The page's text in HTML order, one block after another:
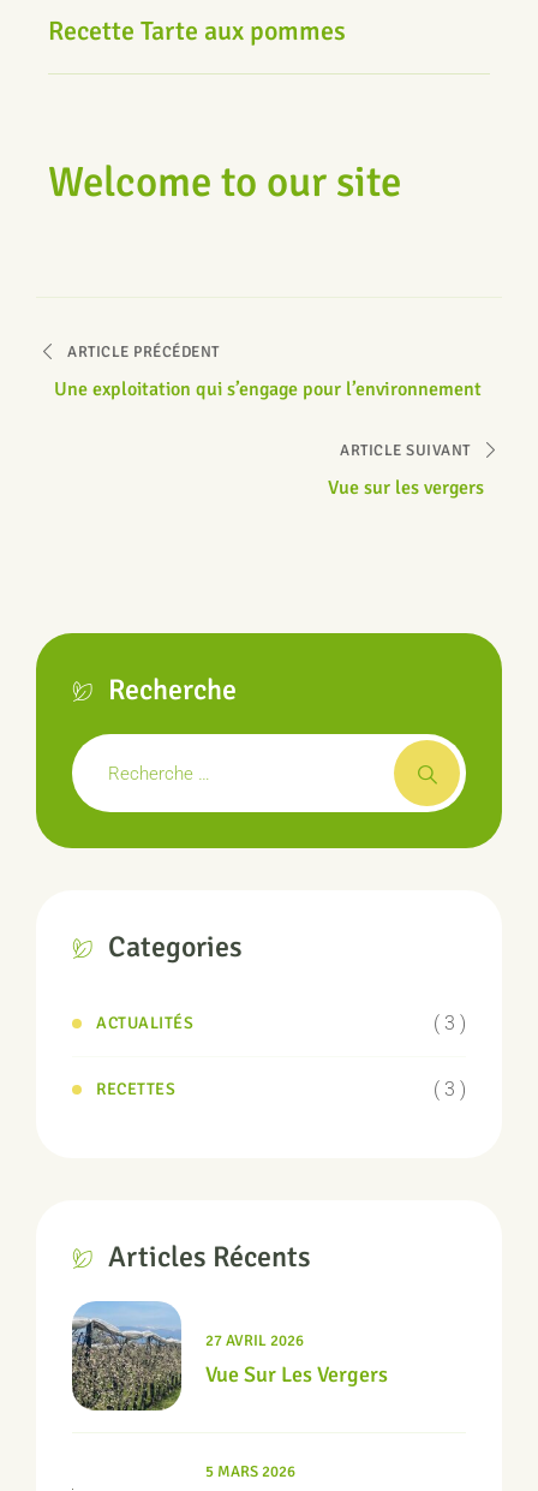
Recette Tarte aux pommes
Welcome to our site
ARTICLE PRÉCÉDENT
Une exploitation qui s’engage pour l’environnement
ARTICLE SUIVANT
Vue sur les vergers
Recherche
Categories
ACTUALITÉS ( 3 )
RECETTES ( 3 )
Articles Récents
Vue Sur Les Vergers
27 AVRIL 2026
5 MARS 2026